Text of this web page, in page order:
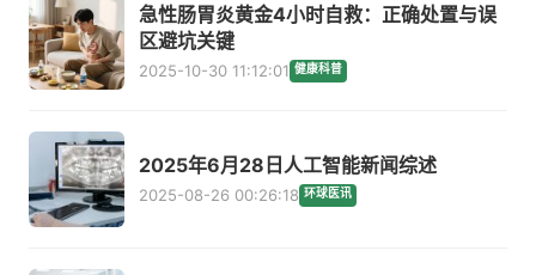
急性肠胃炎黄金4小时自救：正确处置与误
区避坑关键
2025-10-30 11:12:01 健康科普
2025年6月28日人工智能新闻综述
2025-08-26 00:26:18 环球医讯